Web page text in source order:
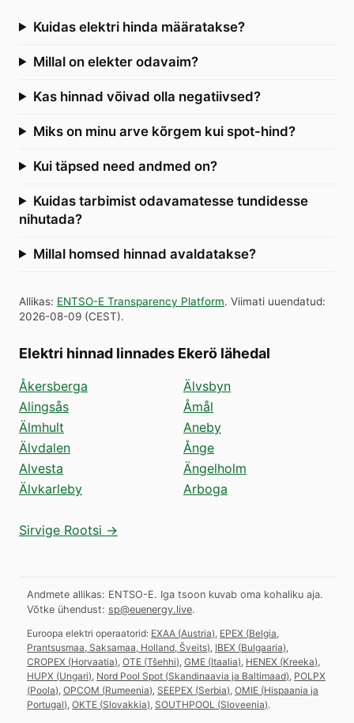
Kuidas elektri hinda määratakse?
Millal on elekter odavaim?
Kas hinnad võivad olla negatiivsed?
Miks on minu arve kõrgem kui spot-hind?
Kui täpsed need andmed on?
Kuidas tarbimist odavamatesse tundidesse
nihutada?
Millal homsed hinnad avaldatakse?
Allikas: ENTSO-E Transparency Platform. Viimati uuendatud:
2026-08-09 (CEST).
Elektri hinnad linnades Ekerö lähedal
Åkersberga
Alingsås
Älmhult
Älvdalen
Alvesta
Älvkarleby
Älvsbyn
Åmål
Aneby
Ånge
Ängelholm
Arboga
Sirvige Rootsi →
Andmete allikas: ENTSO-E. Iga tsoon kuvab oma kohaliku aja.
Võtke ühendust: sp@euenergy.live.
Euroopa elektri operaatorid: EXAA (Austria) EPEX (Belgia,
Prantsusmaa, Saksamaa, Holland, Šveits) IBEX (Bulgaaria)
CROPEX (Horvaatia) OTE (Tšehhi) GME (Itaalia) HENEX (Kreeka)
HUPX (Ungari) Nord Pool Spot (Skandinaavia ja Baltimaad) POLPX
(Poola) OPCOM (Rumeenia) SEEPEX (Serbia) OMIE (Hispaania ja
Portugal) OKTE (Slovakkia) SOUTHPOOL (Sloveenia).